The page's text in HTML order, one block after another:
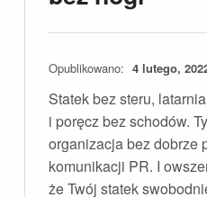
Opublikowano: 4 lutego,
Statek bez steru,
i poręcz bez schodów.
organizacja bez dobrze
komunikacji PR. I
że Twój statek